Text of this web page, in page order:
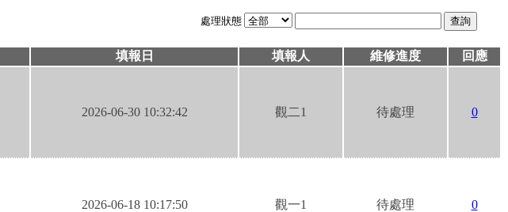
處理狀態
填報日 填報人 維修進度 回應
2026-06-30 10:32:42 觀二1 待處理 0
2026-06-18 10:17:50 觀一1 待處理 0